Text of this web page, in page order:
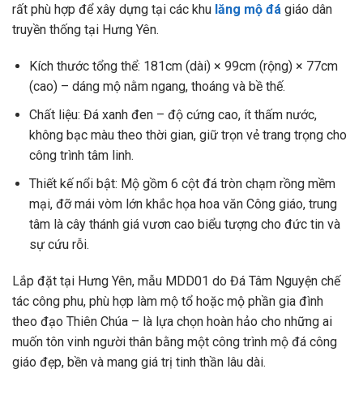
rất phù hợp để xây dựng tại các khu lăng mộ đá giáo dân
truyền thống tại Hưng Yên.
Kích thước tổng thể: 181cm (dài) × 99cm (rộng) × 77cm
(cao) – dáng mộ nằm ngang, thoáng và bề thế.
Chất liệu: Đá xanh đen – độ cứng cao, ít thấm nước,
không bạc màu theo thời gian, giữ trọn vẻ trang trọng cho
công trình tâm linh.
Thiết kế nổi bật: Mộ gồm 6 cột đá tròn chạm rồng mềm
mại, đỡ mái vòm lớn khắc họa hoa văn Công giáo, trung
tâm là cây thánh giá vươn cao biểu tượng cho đức tin và
sự cứu rỗi.
Lắp đặt tại Hưng Yên, mẫu MDD01 do Đá Tâm Nguyện chế
tác công phu, phù hợp làm mộ tổ hoặc mộ phần gia đình
theo đạo Thiên Chúa – là lựa chọn hoàn hảo cho những ai
muốn tôn vinh người thân bằng một công trình mộ đá công
giáo đẹp, bền và mang giá trị tinh thần lâu dài.